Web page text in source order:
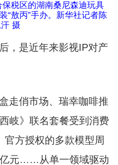
税区的湖南桑尼森迪玩具
“敖丙”手办。新华社记者陈
摄
，是近年来影视IP对产
走俏市场、瑞幸咖啡推
岐》联名套餐受到消费
官方授权的多款模型周
元……从单一领域驱动